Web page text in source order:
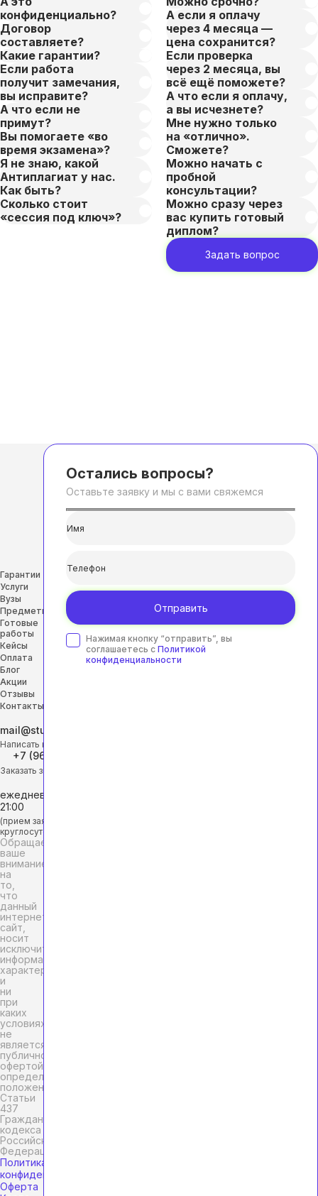
конфиденциально?
Договор
составляете?
Какие гарантии?
Если работа
получит замечания,
вы исправите?
А что если не
примут?
Вы помогаете «во
время экзамена»?
Я не знаю, какой
Антиплагиат у нас.
Как быть?
Сколько стоит
«сессия под ключ»?
А если я оплачу
через 4 месяца —
цена сохранится?
Если проверка
через 2 месяца, вы
всё ещё поможете?
А что если я оплачу,
а вы исчезнете?
Мне нужно только
на «отлично».
Сможете?
Можно начать с
пробной
консультации?
Можно сразу через
вас купить готовый
диплом?
Задать вопрос
Гарантии
Услуги
Вузы
Предметы
Готовые
работы
Кейсы
Оплата
Блог
Акции
Отзывы
Контакты
mail@studhelp-online.ru
Написать на почту
+7 (968) 453-29-88
Заказать звонок
ежедневно с 9:00 до
21:00
(прием заявок
круглосуточно)
Обращаем
ваше
внимание
на
то,
что
данный
интернет-
сайт,
носит
исключительно
информационный
характер
и
ни
при
каких
условиях
не
является
публичной
офертой,
определяемой
положениями
Статьи
437
Гражданского
кодекса
Российской
Федерации.
Политика
конфиденциальности
Оферта
Остались вопросы?
Оставьте заявку и мы с вами свяжемся
Отправить
Нажимая кнопку “отправить”, вы
соглашаетесь с Политикой
конфиденциальности